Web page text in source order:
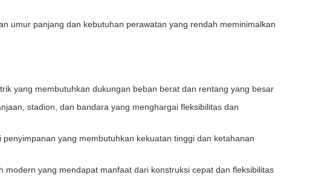
umur panjang dan kebutuhan perawatan yang rendah meminimalkan
yang membutuhkan dukungan beban berat dan rentang yang besar
stadion, dan bandara yang menghargai fleksibilitas dan
yang membutuhkan kekuatan tinggi dan ketahanan
modern yang mendapat manfaat dari konstruksi cepat dan fleksibilitas